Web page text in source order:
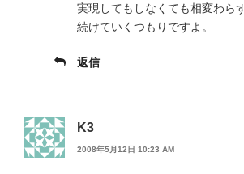
実現してもしなくても相変わら
続けていくつもりですよ。
返信
K3
2008年5月12日 10:23 AM